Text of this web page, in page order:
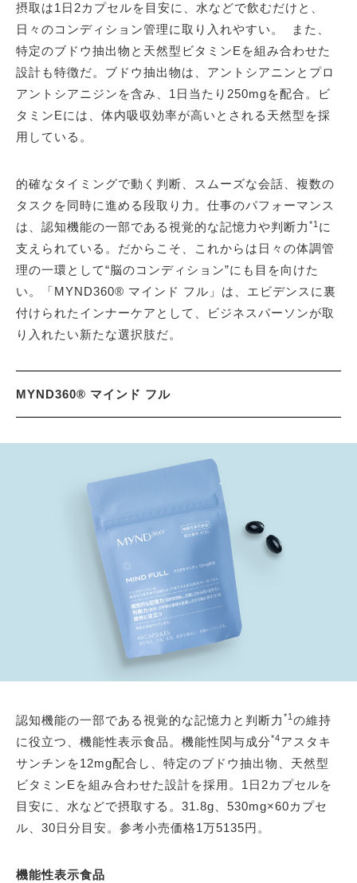
摂取は1日2カプセルを目安に、水などで飲むだけと、
日々のコンディション管理に取り入れやすい。 また、
特定のブドウ抽出物と天然型ビタミンEを組み合わせた
設計も特徴だ。ブドウ抽出物は、アントシアニンとプロ
アントシアニジンを含み、1日当たり250mgを配合。ビ
タミンEには、体内吸収効率が高いとされる天然型を採
用している。
的確なタイミングで動く判断、スムーズな会話、複数の
タスクを同時に進める段取り力。仕事のパフォーマンス
は、認知機能の一部である視覚的な記憶力や判断力 *1 に
支えられている。だからこそ、これからは日々の体調管
理の一環として“脳のコンディション”にも目を向けた
い。「MYND360® マインド フル」は、エビデンスに裏
付けられたインナーケアとして、ビジネスパーソンが取
り入れたい新たな選択肢だ。
MYND360® マインド フル
認知機能の一部である視覚的な記憶力と判断力 *1の維持
に役立つ、機能性表示食品。機能性関与成分*4アスタキ
サンチンを12mg配合し、特定のブドウ抽出物、天然型
ビタミンEを組み合わせた設計を採用。1日2カプセルを
目安に、水などで摂取する。31.8g、530mg×60カプセ
ル、30日分目安。参考小売価格1万5135円。
機能性表示食品